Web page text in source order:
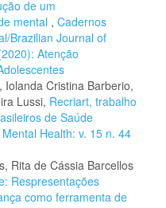
de um
mental , Cadernos
Brazilian Journal of
Atenção
Cristina Barberio,
Lussi, Recriart, trabalho
de Saúde
Health: v. 15 n. 44
Rita de Cássia Barcellos
Respresentações
como ferramenta de